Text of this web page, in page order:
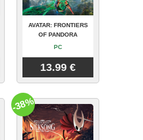
AVATAR: FRONTIERS
OF PANDORA
PC
13.99 €
-38%